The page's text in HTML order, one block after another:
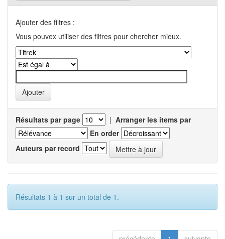
Ajouter des filtres :
Vous pouvex utiliser des filtres pour chercher mieux.
Résultats par page | Arranger les items par
En order
Auteurs par record
Résultats 1 à 1 sur un total de 1.